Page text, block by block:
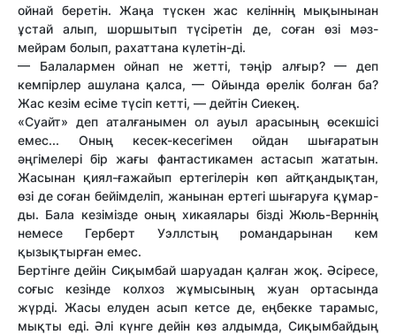
ойнай беретін. Жаңа түскен жас келіннің мықынынан
ұстай алып, шоршытып түсіретін де, соған өзі мәз-
мейрам болып, рахаттана күлетін-ді.
— Балалармен ойнап не жетті, тәңір алғыр? — деп
кемпірлер ашулана қалса, — Ойында өрелік болған ба?
Жас кезім есіме түсіп кетті, — дейтін Сиекең.
«Суайт» деп аталғанымен ол ауыл арасының өсекшісі
емес... Оның кесек-кесегімен ойдан шығаратын
әңгімелері бір жағы фантастикамен астасып жататын.
Жасынан қиял-ғажайып ертегілерін көп айтқандықтан,
өзі де соған бейімделіп, жанынан ертегі шығаруға құмар-
ды. Бала кезімізде оның хикаялары бізді Жюль-Верннің
немесе Герберт Уэллстың романдарынан кем
қызықтырған емес.
Бертінге дейін Сиқымбай шаруадан қалған жоқ. Әсіресе,
соғыс кезінде колхоз жұмысының жуан ортасында
жүрді. Жасы елуден асып кетсе де, еңбекке тарамыс,
мықты еді. Әлі күнге дейін көз алдымда, Сиқымбайдың